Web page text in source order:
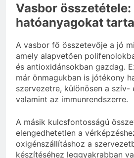
Vasbor
hatóanyagokat
A vasbor fő összetevője a jó
amely alapvetően
és antioxidánsokban gazdag.
már önmagukban is jótékony
szervezetre, különösen a szív-
valamint az immunrendszerre.
A másik kulcsfontosságú
elengedhetetlen a
oxigénszállításhoz a
készítéséhez leggyakrabban